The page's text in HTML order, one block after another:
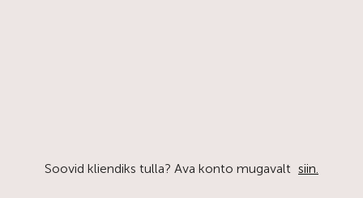
Soovid kliendiks tulla? Ava konto mugavalt siin.